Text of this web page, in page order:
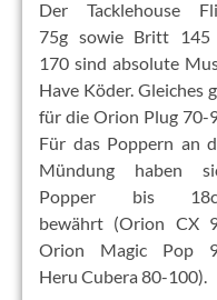
Der Tacklehouse
75g sowie Britt 145
170 sind absolute
Have Köder. Gleiches
für die Orion Plug 70-
Für das Poppern an
Mündung haben
Popper bis
bewährt (Orion CX
Orion Magic Pop
Heru Cubera 80-100).